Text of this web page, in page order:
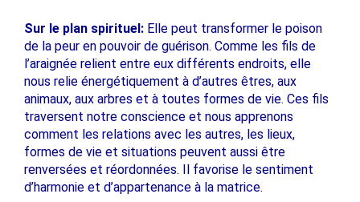
Sur le plan spirituel: Elle peut transformer le poison
de la peur en pouvoir de guérison. Comme les fils de
l’araignée relient entre eux différents endroits, elle
nous relie énergétiquement à d’autres êtres, aux
animaux, aux arbres et à toutes formes de vie. Ces fils
traversent notre conscience et nous apprenons
comment les relations avec les autres, les lieux,
formes de vie et situations peuvent aussi être
renversées et réordonnées. Il favorise le sentiment
d’harmonie et d’appartenance à la matrice.